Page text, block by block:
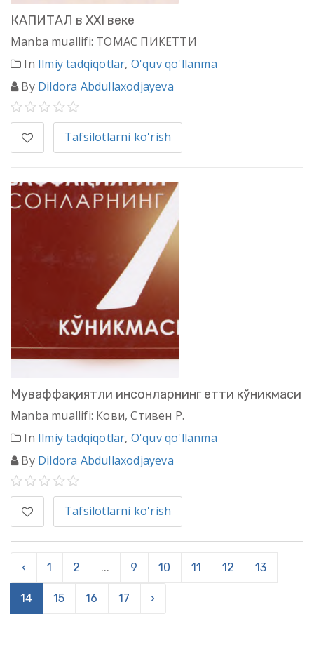
КАПИТАЛ в XXI веке
Manba muallifi: ТОМАС ПИКЕТТИ
In Ilmiy tadqiqotlar, O'quv qo'llanma
By Dildora Abdullaxodjayeva
Tafsilotlarni ko'rish
Муваффақиятли инсонларнинг етти кўникмаси
Manba muallifi: Кови, Стивен Р.
In Ilmiy tadqiqotlar, O'quv qo'llanma
By Dildora Abdullaxodjayeva
Tafsilotlarni ko'rish
‹ 1 2 ... 9 10 11 12 13
14 15 16 17 ›